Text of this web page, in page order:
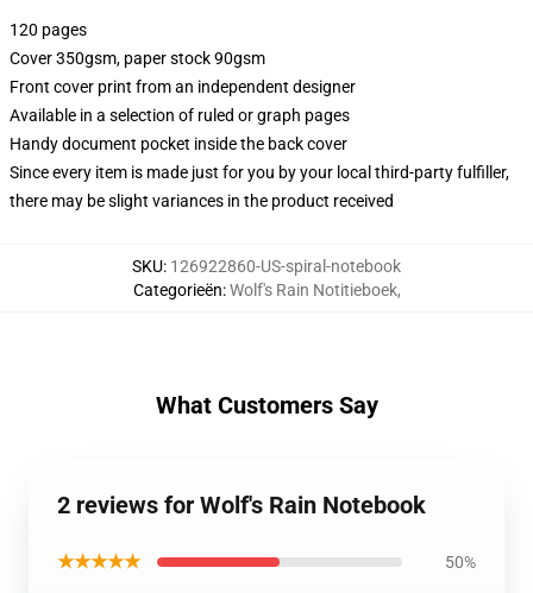
120 pages
Cover 350gsm, paper stock 90gsm
Front cover print from an independent designer
Available in a selection of ruled or graph pages
Handy document pocket inside the back cover
Since every item is made just for you by your local third-party fulfiller,
there may be slight variances in the product received
SKU: 126922860-US-spiral-notebook
Categorieën:Wolf's Rain Notitieboek,
What Customers Say
2 reviews for Wolf's Rain Notebook
★★★★★ 50%